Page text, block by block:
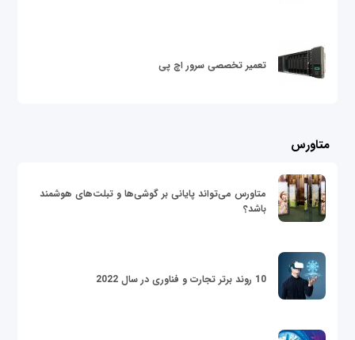
تعمیر تخصصی سرور اچ پی
متاورس
متاورس می‌تواند پایانی بر گوشی‌ها و تبلت‌های هوشمند
باشد؟
10 روند برتر تجارت و فناوری در سال 2022